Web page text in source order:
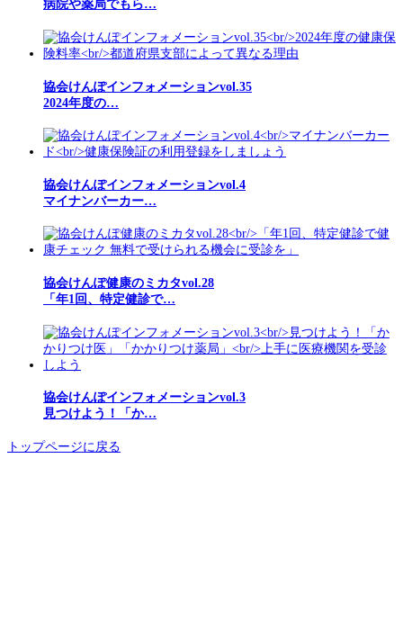
病院や薬局でもら…
協会けんぽインフォメーションvol.35
2024年度の…
協会けんぽインフォメーションvol.4
マイナンバーカー…
協会けんぽ健康のミカタvol.28
「年1回、特定健診で…
協会けんぽインフォメーションvol.3
見つけよう！「か…
トップページに戻る